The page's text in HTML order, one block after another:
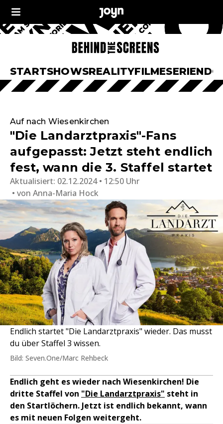
STARTSHOWSREALITYFILMESERIEN
Auf nach Wiesenkirchen
"Die Landarztpraxis"-Fans
aufgepasst: Jetzt steht endlich
fest, wann die 3. Staffel startet
Aktualisiert: 02.12.2024 • 12:50 Uhr
von Anna-Maria Hock
Endlich startet "Die Landarztpraxis" wieder. Das musst
du über Staffel 3 wissen.
Bild: Seven.One/Marc Rehbeck
Endlich geht es wieder nach Wiesenkirchen! Die
dritte Staffel von "Die Landarztpraxis" steht in
den Startlöchern. Jetzt ist endlich bekannt, wann
es mit neuen Folgen weitergeht.